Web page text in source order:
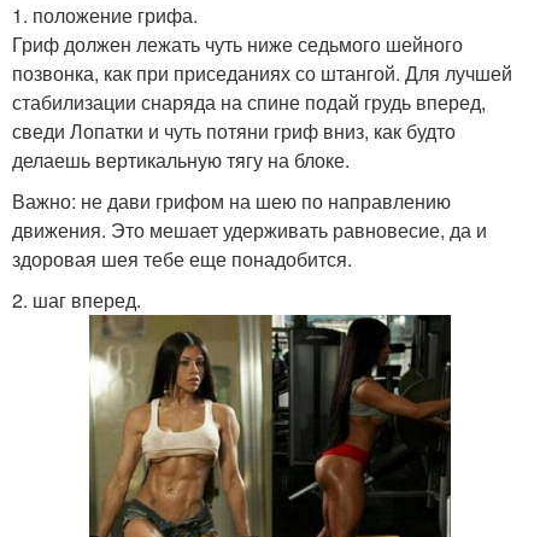
1. положение грифа.
Гриф должен лежать чуть ниже седьмого шейного
позвонка, как при приседаниях со штангой. Для лучшей
стабилизации снаряда на спине подай грудь вперед,
сведи Лопатки и чуть потяни гриф вниз, как будто
делаешь вертикальную тягу на блоке.
Важно: не дави грифом на шею по направлению
движения. Это мешает удерживать равновесие, да и
здоровая шея тебе еще понадобится.
2. шаг вперед.